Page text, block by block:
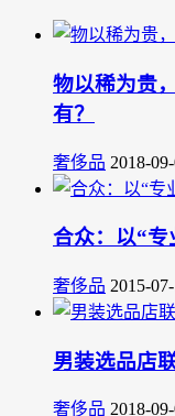
物以稀为贵
有？
奢侈品 2018-
合众：以“专
奢侈品 2015-
男装选品店
奢侈品 2018-